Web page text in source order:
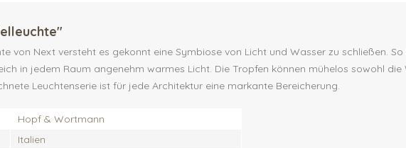
von Next versteht es gekonnt eine Symbiose von Licht und Wasser zu schließen.
in jedem Raum angenehm warmes Licht. Die Tropfen können mühelos sowohl
Leuchtenserie ist für jede Architektur eine markante Bereicherung.
Hopf & Wortmann
Italien